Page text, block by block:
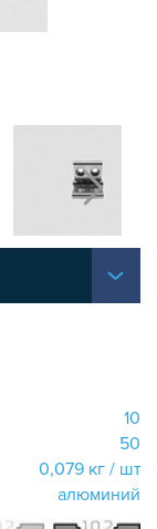
10
50
0,079 кг / шт
алюминий